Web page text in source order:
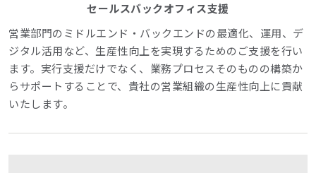
セールスバックオフィス支援
営業部門のミドルエンド・バックエンドの最適化、運用、デ
ジタル活用など、生産性向上を実現するためのご支援を行い
ます。実行支援だけでなく、業務プロセスそのものの構築か
らサポートすることで、貴社の営業組織の生産性向上に貢献
いたします。